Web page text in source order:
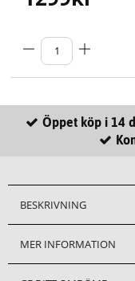
Öppet köp i 14
BESKRIVNING
MER INFORMATION